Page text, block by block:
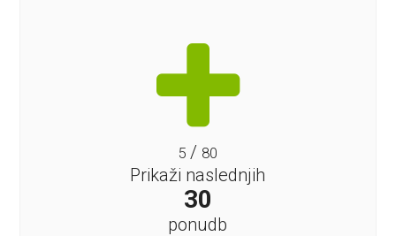
5 / 80
Prikaži naslednjih
30
ponudb